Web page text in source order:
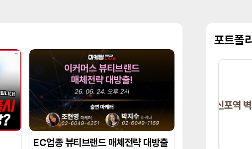
EC업종 뷰티브랜드 매체전략 대방출
포트폴